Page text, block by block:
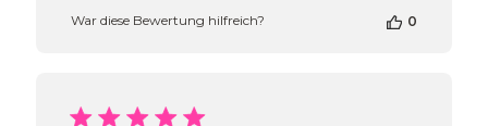
Inhabers
War diese Bewertung hilfreich? 0